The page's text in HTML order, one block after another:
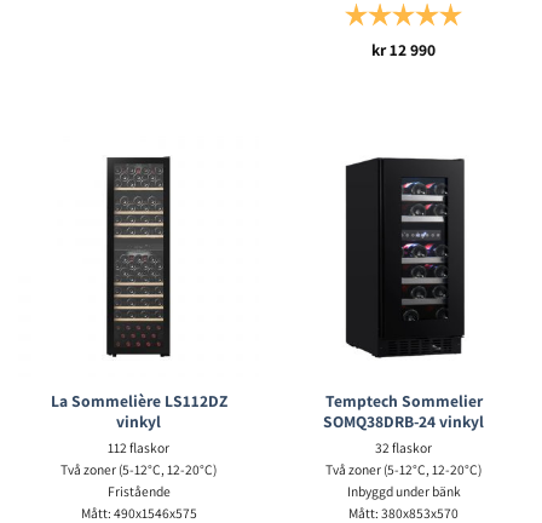
Betyg:
kr12 990
La Sommelière LS112DZ
vinkyl
112 flaskor
Två zoner (5-12°C, 12-20°C)
Fristående
Mått: 490x1546x575
Temptech Sommelier
SOMQ38DRB-24 vinkyl
32 flaskor
Två zoner (5-12°C, 12-20°C)
Inbyggd under bänk
Mått: 380x853x570